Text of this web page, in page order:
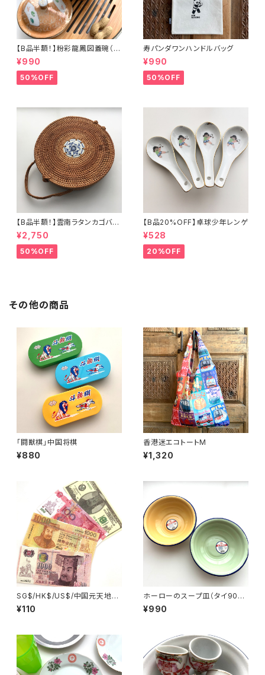
【B品半額！】粉彩龍鳳図蓋碗（8
0年代景徳鎮デッドストック）
¥990
50%OFF
寿パンダワンハンドルバッグ
¥990
50%OFF
【B品半額！】雲南ラタンカゴバッ
グ
¥2,750
50%OFF
【B品20%OFF】卓球少年レンゲ
¥528
20%OFF
その他の商品
「闘獣棋」中国将棋
¥880
香港迷エコトートM
¥1,320
SG$/HK$/US$/中国元天地銀
行券
¥110
ホーローのスープ皿（タイ90年
代製デッドストック）
¥990